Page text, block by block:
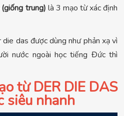
trung) là 3 mạo từ xác định
das được dùng như phản xạ vì
nước ngoài học tiếng Đức thì
từ DER DIE DAS
siêu nhanh